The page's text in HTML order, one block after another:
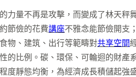
力量不再是攻擊，而變成了林天
節儉的花費講座不雅念能節儉開支
物、建筑、出行等範疇對共享空間
比例。碳、環保、可輪迴的財產
度靜態均衡，為經濟成長積儲起強